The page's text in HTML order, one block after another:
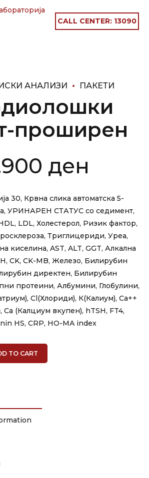
CALL CENTER: 13090
АНАЛИЗИ ПАКЕТИ
проширен
ден
30, Крвна слика автоматска 5-
УРИНАРЕН СТАТУС со седимент,
LDL, Холестерол, Ризик фактор,
Триглицериди, Уреа,
киселина, AST, ALT, GGT, Алкална
CK, CK-MB, Железо, Билирубин
директен, Билирубин
протеини, Албумини, Глобулини,
Cl(Хлориди), К(Калиум), Ca++
Ca (Калциум вкупен), hTSH, FT4,
HS, CRP, HO-MA index
TO CART